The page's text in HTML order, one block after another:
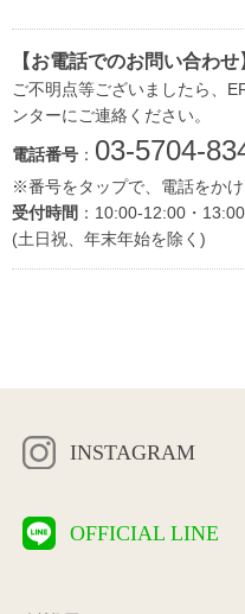
【お電話でのお問い合わせ
ご不明点等ございましたら、
ンターにご連絡ください。
電話番号 ： 03-5704-
※番号をタップで、電話をかけ
受付時間 ：10:00-12:00・
(土日祝、年末年始を除く)
INSTAGRAM
OFFICIAL LINE